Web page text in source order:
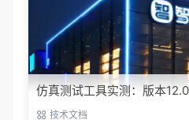
仿真测试工具实测：版本
技术文档